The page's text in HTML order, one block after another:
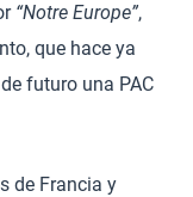
“Notre Europe”,
que hace ya
futuro una PAC
de Francia y